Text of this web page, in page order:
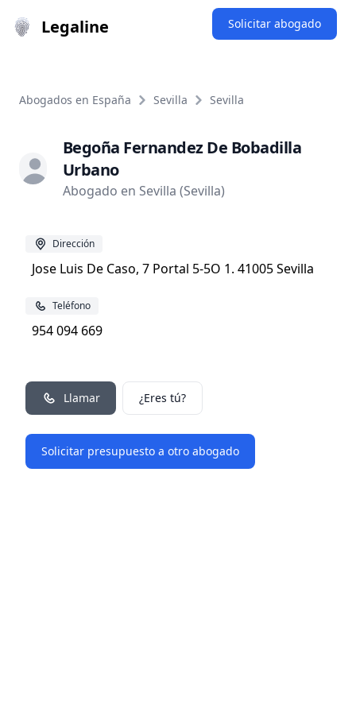
Legaline Solicitar abogado
Abogados en España Sevilla Sevilla
Begoña Fernandez De Bobadilla
Urbano
Abogado en Sevilla (Sevilla)
Dirección
Jose Luis De Caso, 7 Portal 5-5O 1. 41005 Sevilla
Teléfono
954 094 669
Llamar ¿Eres tú?
Solicitar presupuesto a otro abogado